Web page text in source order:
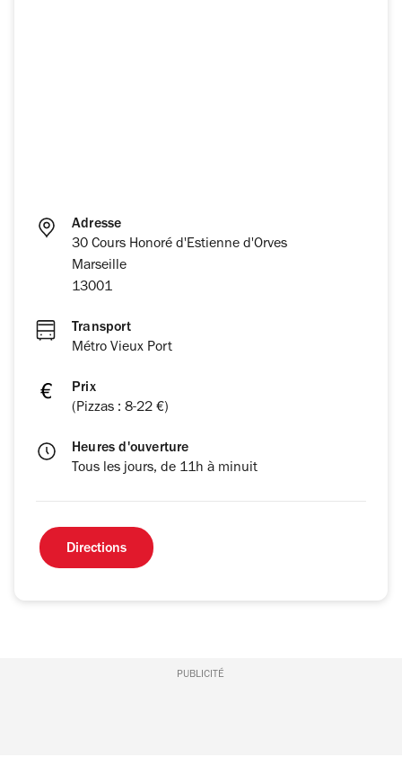
Adresse
30 Cours Honoré d'Estienne d'Orves
Marseille
13001
Transport
Métro Vieux Port
Prix
(Pizzas : 8-22 €)
Heures d'ouverture
Tous les jours, de 11h à minuit
Directions
PUBLICITÉ